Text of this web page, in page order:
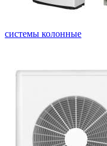
системы колонные